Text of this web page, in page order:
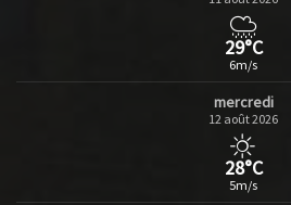
29°C
6m/s
mercredi
12 août 2026
28°C
5m/s